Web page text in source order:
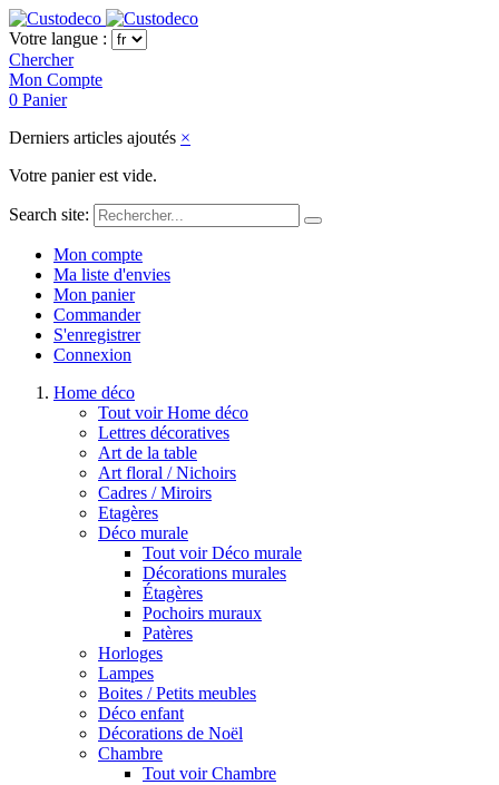
Votre langue :
Chercher
Mon Compte
0 Panier
Derniers articles ajoutés ×
Votre panier est vide.
Search site:
Mon compte
Ma liste d'envies
Mon panier
Commander
S'enregistrer
Connexion
Home déco
Tout voir Home déco
Lettres décoratives
Art de la table
Art floral / Nichoirs
Cadres / Miroirs
Etagères
Déco murale
Tout voir Déco murale
Décorations murales
Étagères
Pochoirs muraux
Patères
Horloges
Lampes
Boites / Petits meubles
Déco enfant
Décorations de Noël
Chambre
Tout voir Chambre